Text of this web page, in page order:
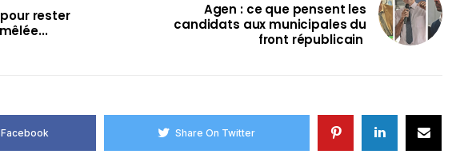
pour rester
Agen : ce que pensent les
candidats aux municipales du
front républicain
Share On Twitter